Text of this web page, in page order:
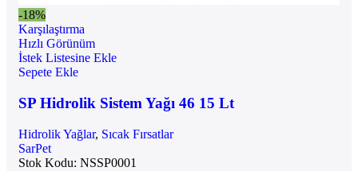
-18%
Karşılaştırma
Hızlı Görünüm
İstek Listesine Ekle
Sepete Ekle
SP Hidrolik Sistem Yağı 46 15 Lt
Hidrolik Yağlar, Sıcak Fırsatlar
SarPet
Stok Kodu: NSSP0001